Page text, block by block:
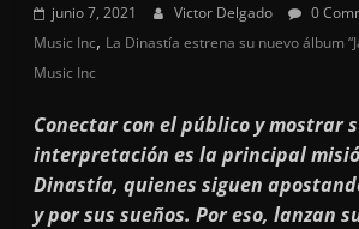
junio 7, 2021 Victor Delgado 0
Music Inc, La Dinastía estrena su nuevo álbum
Music Inc
Conectar con el público y mostrar
interpretación es la principal
Dinastía, quienes siguen
y por sus sueños. Por eso, lanzan